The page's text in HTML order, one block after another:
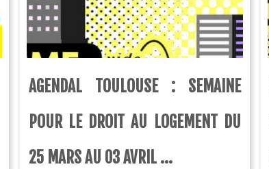
AGENDAL TOULOUSE : SEMAINE
POUR LE DROIT AU LOGEMENT DU
25 MARS AU 03 AVRIL ...